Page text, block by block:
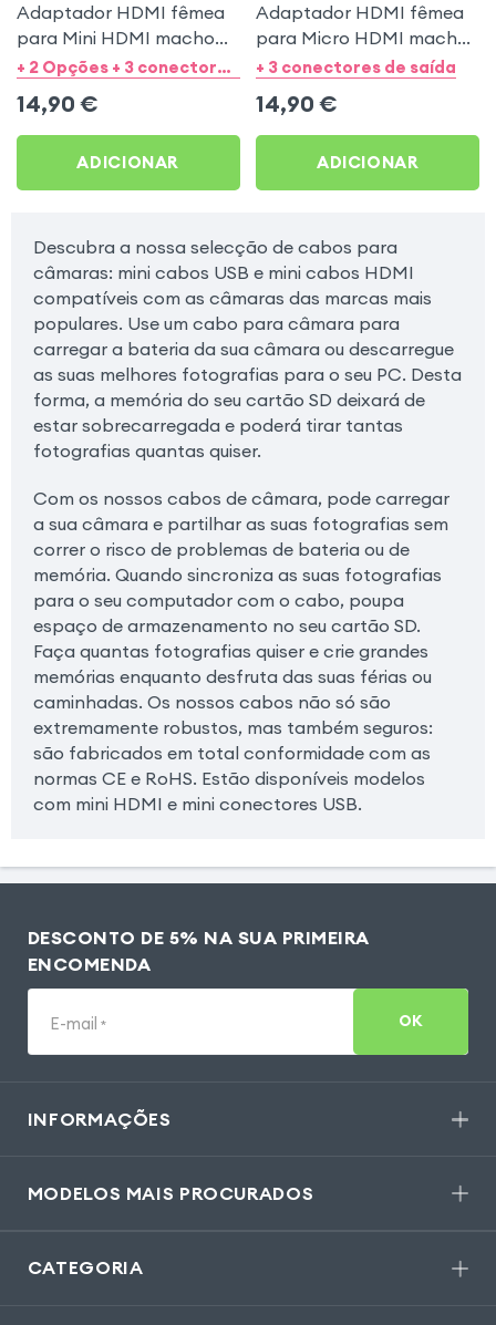
Adaptador HDMI fêmea
para Mini HDMI macho
angulado à direita 8K
+ 2 Opções + 3 conectores de saída
14,90 €
ADICIONAR
Adaptador HDMI fêmea
para Micro HDMI macho
angulado 90° 8K UHD -
+ 3 conectores de saída
14,90 €
ADICIONAR
Descubra a nossa selecção de cabos para
câmaras: mini cabos USB e mini cabos HDMI
compatíveis com as câmaras das marcas mais
populares. Use um cabo para câmara para
carregar a bateria da sua câmara ou descarregue
as suas melhores fotografias para o seu PC. Desta
forma, a memória do seu cartão SD deixará de
estar sobrecarregada e poderá tirar tantas
fotografias quantas quiser.
Com os nossos cabos de câmara, pode carregar
a sua câmara e partilhar as suas fotografias sem
correr o risco de problemas de bateria ou de
memória. Quando sincroniza as suas fotografias
para o seu computador com o cabo, poupa
espaço de armazenamento no seu cartão SD.
Faça quantas fotografias quiser e crie grandes
memórias enquanto desfruta das suas férias ou
caminhadas. Os nossos cabos não só são
extremamente robustos, mas também seguros:
são fabricados em total conformidade com as
normas CE e RoHS. Estão disponíveis modelos
com mini HDMI e mini conectores USB.
DESCONTO DE 5% NA SUA PRIMEIRA
ENCOMENDA
E-mail * OK
INFORMAÇÕES
MODELOS MAIS PROCURADOS
CATEGORIA